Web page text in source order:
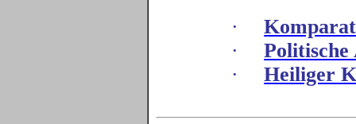
·
·
·
Heiliger